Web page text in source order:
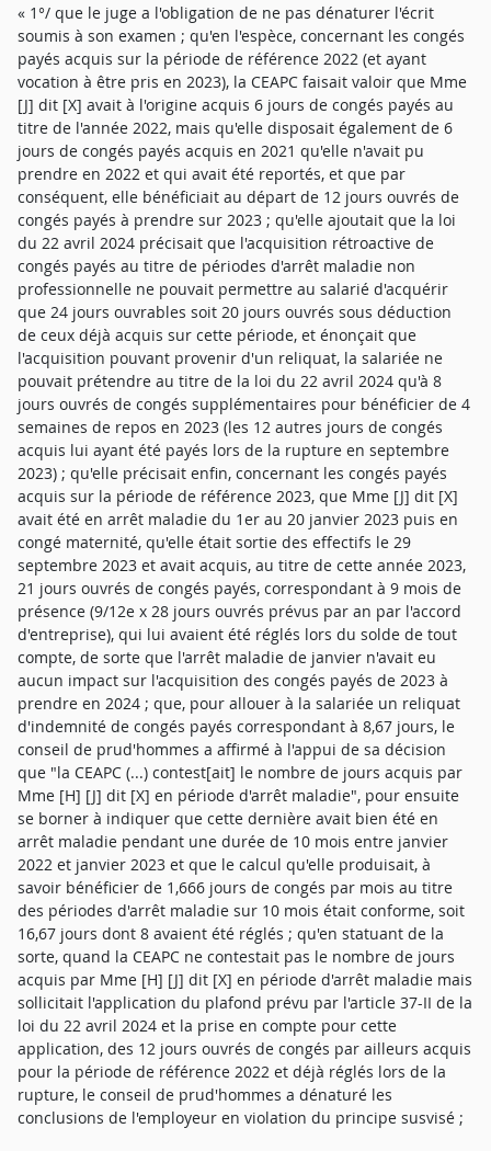
« 1°/ que le juge a l'obligation de ne pas dénaturer l'écrit
soumis à son examen ; qu'en l'espèce, concernant les congés
payés acquis sur la période de référence 2022 (et ayant
vocation à être pris en 2023), la CEAPC faisait valoir que Mme
[J] dit [X] avait à l'origine acquis 6 jours de congés payés au
titre de l'année 2022, mais qu'elle disposait également de 6
jours de congés payés acquis en 2021 qu'elle n'avait pu
prendre en 2022 et qui avait été reportés, et que par
conséquent, elle bénéficiait au départ de 12 jours ouvrés de
congés payés à prendre sur 2023 ; qu'elle ajoutait que la loi
du 22 avril 2024 précisait que l'acquisition rétroactive de
congés payés au titre de périodes d'arrêt maladie non
professionnelle ne pouvait permettre au salarié d'acquérir
que 24 jours ouvrables soit 20 jours ouvrés sous déduction
de ceux déjà acquis sur cette période, et énonçait que
l'acquisition pouvant provenir d'un reliquat, la salariée ne
pouvait prétendre au titre de la loi du 22 avril 2024 qu'à 8
jours ouvrés de congés supplémentaires pour bénéficier de 4
semaines de repos en 2023 (les 12 autres jours de congés
acquis lui ayant été payés lors de la rupture en septembre
2023) ; qu'elle précisait enfin, concernant les congés payés
acquis sur la période de référence 2023, que Mme [J] dit [X]
avait été en arrêt maladie du 1er au 20 janvier 2023 puis en
congé maternité, qu'elle était sortie des effectifs le 29
septembre 2023 et avait acquis, au titre de cette année 2023,
21 jours ouvrés de congés payés, correspondant à 9 mois de
présence (9/12e x 28 jours ouvrés prévus par an par l'accord
d'entreprise), qui lui avaient été réglés lors du solde de tout
compte, de sorte que l'arrêt maladie de janvier n'avait eu
aucun impact sur l'acquisition des congés payés de 2023 à
prendre en 2024 ; que, pour allouer à la salariée un reliquat
d'indemnité de congés payés correspondant à 8,67 jours, le
conseil de prud'hommes a affirmé à l'appui de sa décision
que "la CEAPC (...) contest[ait] le nombre de jours acquis par
Mme [H] [J] dit [X] en période d'arrêt maladie", pour ensuite
se borner à indiquer que cette dernière avait bien été en
arrêt maladie pendant une durée de 10 mois entre janvier
2022 et janvier 2023 et que le calcul qu'elle produisait, à
savoir bénéficier de 1,666 jours de congés par mois au titre
des périodes d'arrêt maladie sur 10 mois était conforme, soit
16,67 jours dont 8 avaient été réglés ; qu'en statuant de la
sorte, quand la CEAPC ne contestait pas le nombre de jours
acquis par Mme [H] [J] dit [X] en période d'arrêt maladie mais
sollicitait l'application du plafond prévu par l'article 37-II de la
loi du 22 avril 2024 et la prise en compte pour cette
application, des 12 jours ouvrés de congés par ailleurs acquis
pour la période de référence 2022 et déjà réglés lors de la
rupture, le conseil de prud'hommes a dénaturé les
conclusions de l'employeur en violation du principe susvisé ;